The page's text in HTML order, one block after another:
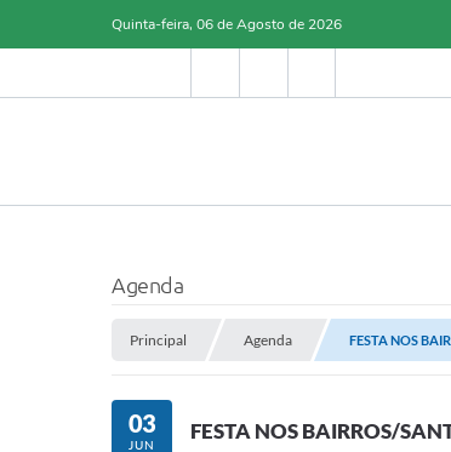
Quinta-feira, 06 de Agosto de 2026
Agenda
Principal Agenda FESTA NOS
03
JUN
FESTA NOS BAIRROS/